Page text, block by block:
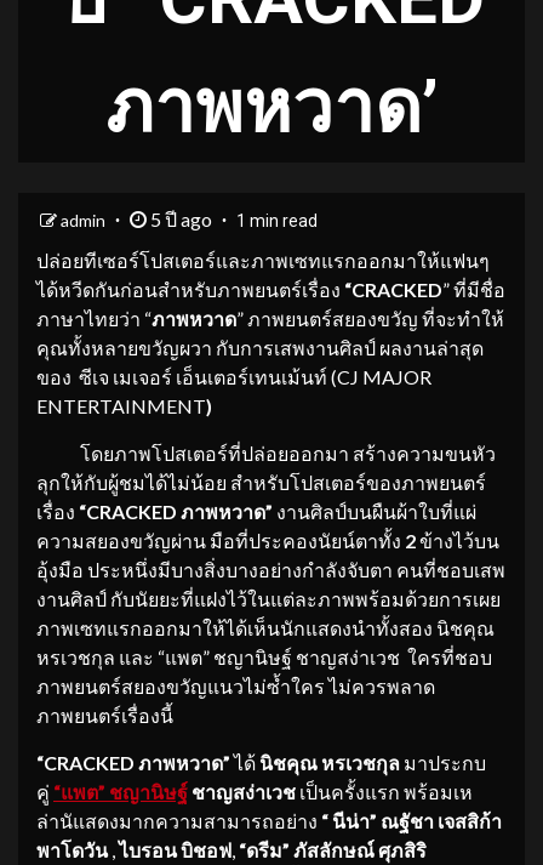
ภาพหวาด’
admin 5 ปี ago 1 min read
ปล่อยทีเซอร์โปสเตอร์และภาพเซทแรกออกมาให้แฟนๆ
ได้หวีดกันก่อนสำหรับภาพยนตร์เรื่อง “CRACKED” ที่มีชื่อ
ภาษาไทยว่า “ภาพหวาด” ภาพยนตร์สยองขวัญ ที่จะทำให้
คุณทั้งหลายขวัญผวา กับการเสพงานศิลป์ ผลงานล่าสุด
ของ ซีเจ เมเจอร์ เอ็นเตอร์เทนเม้นท์ (CJ MAJOR
ENTERTAINMENT)
โดยภาพโปสเตอร์ที่ปล่อยออกมา สร้างความขนหัว
ลุกให้กับผู้ชมได้ไม่น้อย สำหรับโปสเตอร์ของภาพยนตร์
เรื่อง “CRACKED ภาพหวาด” งานศิลป์บนผืนผ้าใบที่แผ่
ความสยองขวัญผ่าน มือที่ประคองนัยน์ตาทั้ง 2ข้างไว้บน
อุ้งมือ ประหนึ่งมีบางสิ่งบางอย่างกำลังจับตา คนที่ชอบเสพ
งานศิลป์ กับนัยยะที่แฝงไว้ในแต่ละภาพพร้อมด้วยการเผย
ภาพเซทแรกออกมาให้ได้เห็นนักแสดงนำทั้งสอง นิชคุณ
หรเวชกุล และ “แพต” ชญานิษฐ์ ชาญสง่าเวช ใครที่ชอบ
ภาพยนตร์สยองขวัญแนวไม่ซ้ำใคร ไม่ควรพลาด
ภาพยนตร์เรื่องนี้
“CRACKED ภาพหวาด”ได้ นิชคุณ หรเวชกุล มาประกบ
คู่ “แพต” ชญานิษฐ์ ชาญสง่าเวช เป็นครั้งแรก พร้อมเห
ล่านัแสดงมากความสามารถอย่าง “ นีน่า” ณฐัชา เจสสิก้า
พาโดวัน,ไบรอนบิชอฟ “ดรีม” ภัสลักษณ์ศุภสิริ